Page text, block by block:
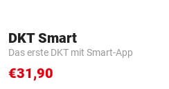
DKT Smart
Das erste DKT mit Smart-App
€31,90